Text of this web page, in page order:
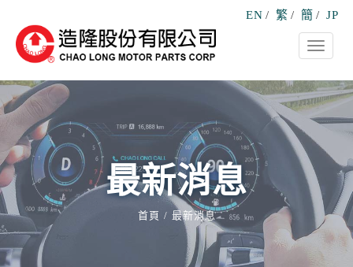
EN / 繁 / 簡 / JP
Toggle
最新消息
首頁 最新消息